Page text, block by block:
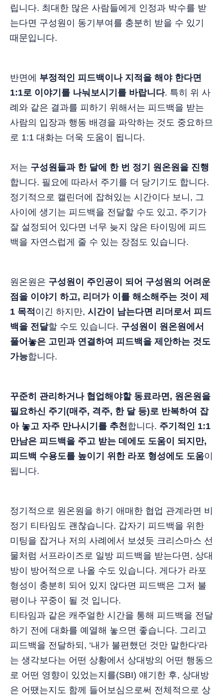
립니다. 최대한 많은 사람들에게 인정과 박수를 받
는다면 구성원이 동기부여를 충분히 받을 수 있기
때문입니다.
반면에 부정적인 피드백이나 지적을 해야 한다면
1:1로 이야기를 나눠보시기를 바랍니다. 특히 위 사
례와 같은 결과를 피하기 위해서는 피드백을 받는
사람의 입장과 행동 배경을 파악하는 것도 중요하므
로 1:1 대화는 더욱 도움이 됩니다.
저는 구성원들과 한 달에 한 번 정기 원온원을 진행
합니다. 필요에 따라서 주기를 더 당기기도 합니다.
정기적으로 캘린더에 잡혀있는 시간이다 보니, 그
사이에 생기는 피드백을 전달할 수도 있고, 주기가
잘 설정되어 있다면 너무 늦지 않은 타이밍에 피드
백을 자연스럽게 줄 수 있는 장점도 있습니다.
원온원은 구성원이 주인공이 되어 구성원의 어려운
점을 이야기 하고, 리더가 이를 해소해주는 것이 제
1 목적 이긴 하지만, 시간이 남는다면 리더로서 피드
백을 전달할 수도 있습니다. 구성원이 원온원에서
풀어놓은 고민과 연결하여 피드백을 제안하는 것도
가능합니다.
꾸준히 관리하거나 협업해야할 동료라면, 원온원을
필요하신 주기(매주, 격주, 한 달 등)로 반복하여 잡
아 놓고 자주 만나시기를 추천 합니다. 주기적인 1:1
만남은 피드백을 주고 받는 데에도 도움이 되지만,
피드백 수용도를 높이기 위한 라포 형성에도 도움이
됩니다.
정기적으로 원온원을 하기 애매한 협업 관계라면 비
정기 티타임도 괜찮습니다. 갑자기 피드백을 위한
미팅을 잡거나 저의 사례에서 보셨듯 크리스마스 선
물처럼 서프라이즈로 일방 피드백을 받는다면, 상대
방이 방어적으로 나올 수도 있습니다. 게다가 라포
형성이 충분히 되어 있지 않다면 피드백은 그저 불
평이나 꾸중이 될 것 입니다.
티타임과 같은 캐주얼한 시간을 통해 피드백을 전달
하기 전에 대화를 예열해 놓으면 좋습니다. 그리고
피드백을 전달하되, ‘내가 불편했던 것만 말한다'라
는 생각보다는 어떤 상황에서 상대방의 어떤 행동으
로 어떤 영향이 있었는지를(SBI) 얘기한 후, 상대방
은 어땠는지도 함께 들어보심으로써 전체적으로 상